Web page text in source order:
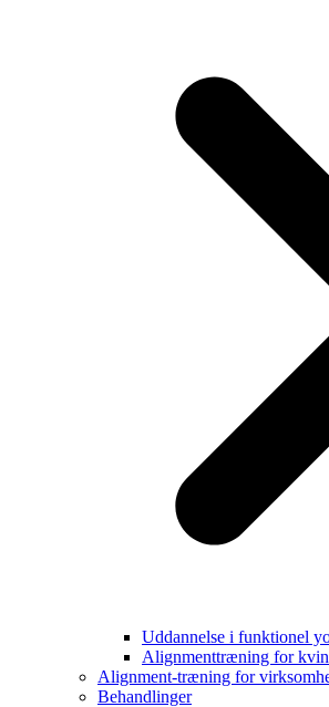
Uddannelse i funktionel
Alignmenttræning for
Alignment-træning for
Behandlinger